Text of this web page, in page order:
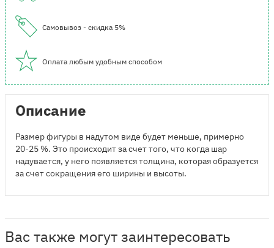
Самовывоз - скидка 5%
Оплата любым удобным способом
Описание
Размер фигуры в надутом виде будет меньше, примерно
20-25 %. Это происходит за счет того, что когда шар
надувается, у него появляется толщина, которая образуется
за счет сокращения его ширины и высоты.
Вас также могут заинтересовать